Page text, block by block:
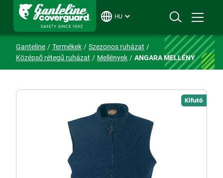
HU
Ganteline Termékek
Szezonos ruházat
Középső rétegű ruházat
Mellények ANGARA MELLÉNY
Kifutó